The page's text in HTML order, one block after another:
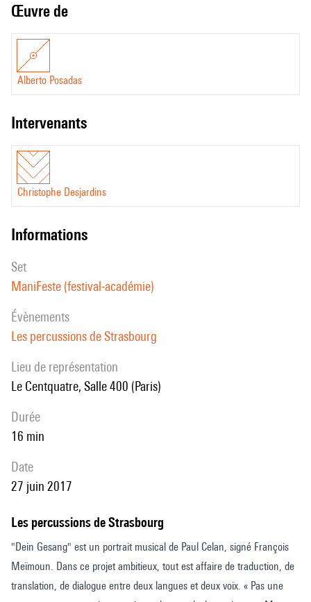
Œuvre de
Alberto Posadas
intervenants
Christophe Desjardins
informations
set
ManiFeste (festival-académie)
évènements
Les percussions de Strasbourg
Lieu de représentation
Le Centquatre, Salle 400 (Paris)
durée
16 min
date
27 juin 2017
Les percussions de Strasbourg
"Dein Gesang" est un portrait musical de Paul Celan, signé François
Meïmoun. Dans ce projet ambitieux, tout est affaire de traduction, de
translation, de dialogue entre deux langues et deux voix. « Pas une